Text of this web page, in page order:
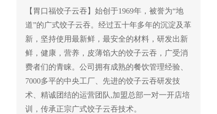
【胃口福饺子云吞】始创于1969年，被誉为“地
道”的广式饺子云吞。经过五十年多年的沉淀及革
新，坚持使用最新鲜，最安全的材料，研发出新
鲜，健康，营养，皮薄馅大的饺子云吞，广受消
费者们的青睐。公司拥有成熟的餐饮管理经验、
7000多平的中央工厂、先进的饺子云吞研发技
术、精诚团结的运营团队,加盟总部一对一开店培
训，传承正宗广式饺子云吞技术。